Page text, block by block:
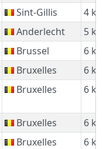
Sint-Gillis
4
Anderlecht
5
Brussel
6
Bruxelles
6
Bruxelles 6
Bruxelles
6
Bruxelles
6